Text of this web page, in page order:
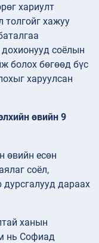
хариулт
толгойг хажуу
соёлын
болох бөгөөд бүс
харуулсан
өвийн 9
өвийн есөн
соёл,
дурсгалууд дараах
ханын
нь Софиад